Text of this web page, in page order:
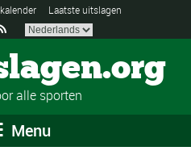
Laatste uitslagen
alle sporten
Menu